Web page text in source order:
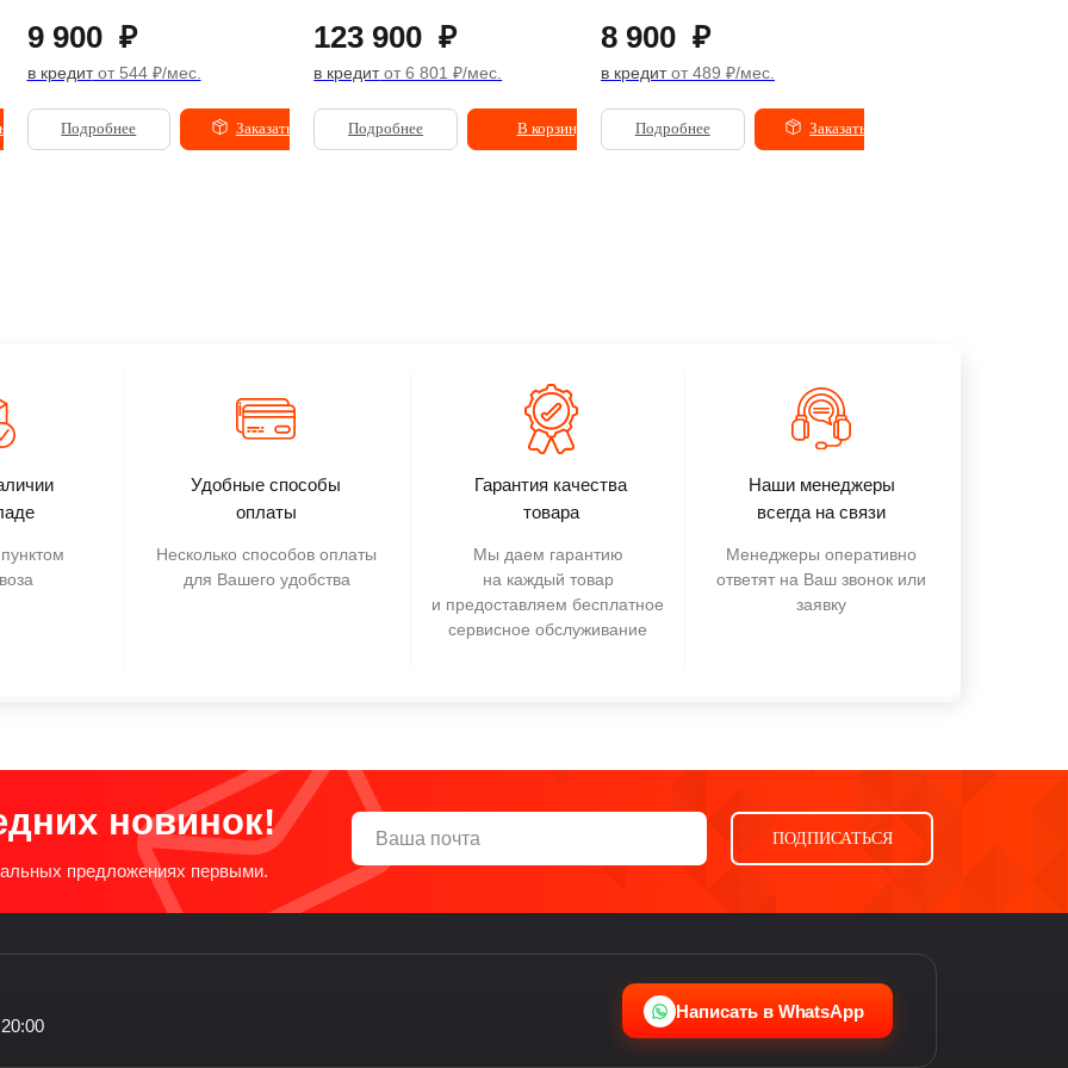
9 900 ₽
в кредитот 544 ₽/мес.
Подробнее Заказать
123 900 ₽
в кредитот 6 801 ₽/мес.
Подробнее В корзину
8 900 ₽
в кредитот 489 ₽/мес.
Подробнее Заказать
Удобные способы
оплаты
Гарантия качества
товара
Наши менеджеры
всегда на связи
Несколько способов оплаты
для Вашего удобства
Мы даем гарантию
на каждый товар
и предоставляем бесплатное
сервисное обслуживание
Менеджеры оперативно
ответят на Ваш звонок или
заявку
новинок!
предложениях первыми.
ПОДПИСАТЬСЯ
Написать в WhatsApp